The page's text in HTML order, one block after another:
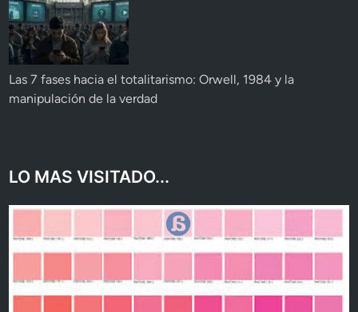
Las 7 fases hacia el totalitarismo: Orwell, 1984 y la
manipulación de la verdad
LO MAS VISITADO...